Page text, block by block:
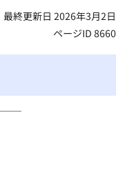
最終更新日 2026年3月2日
ページID 8660